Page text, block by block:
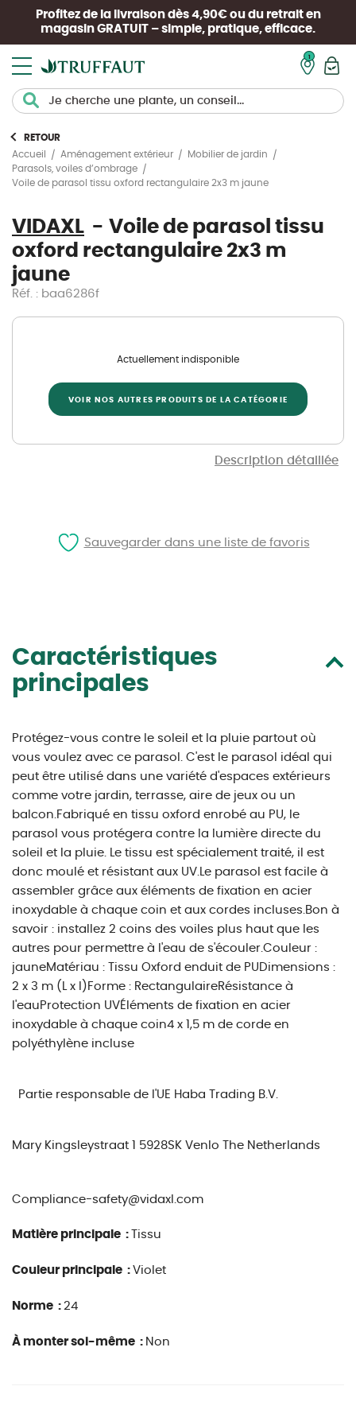
Profitez de la livraison dès 4,90€ ou du retrait en
magasin GRATUIT – simple, pratique, efficace.
RETOUR
Accueil
Aménagement extérieur
Mobilier de jardin
Parasols, voiles d’ombrage
Voile de parasol tissu oxford rectangulaire 2x3 m jaune
VIDAXL
Voile de parasol tissu
oxford rectangulaire 2x3 m
jaune
Réf. : baa6286f
Description détaillée
Actuellement indisponible
VOIR NOS AUTRES PRODUITS DE LA CATÉGORIE
Caractéristiques
principales
Protégez-vous contre le soleil et la pluie partout où
vous voulez avec ce parasol. C'est le parasol idéal qui
peut être utilisé dans une variété d'espaces extérieurs
comme votre jardin, terrasse, aire de jeux ou un
balcon.Fabriqué en tissu oxford enrobé au PU, le
parasol vous protégera contre la lumière directe du
soleil et la pluie. Le tissu est spécialement traité, il est
donc moulé et résistant aux UV.Le parasol est facile à
assembler grâce aux éléments de fixation en acier
inoxydable à chaque coin et aux cordes incluses.Bon à
savoir : installez 2 coins des voiles plus haut que les
autres pour permettre à l'eau de s'écouler.Couleur :
jauneMatériau : Tissu Oxford enduit de PUDimensions :
2 x 3 m (L x l)Forme : RectangulaireRésistance à
l'eauProtection UVÉléments de fixation en acier
inoxydable à chaque coin4 x 1,5 m de corde en
polyéthylène incluse
Partie responsable de l'UE Haba Trading B.V.
Mary Kingsleystraat 1 5928SK Venlo The Netherlands
Compliance-safety@vidaxl.com
Matière principale : Tissu
Couleur principale : Violet
Norme : 24
À monter soi-même : Non
Sauvegarder dans une liste de favoris